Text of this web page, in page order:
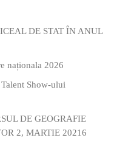
DE STAT ÎN ANUL
naționala 2026
Show-ului
DE GEOGRAFIE
2, MARTIE 20216